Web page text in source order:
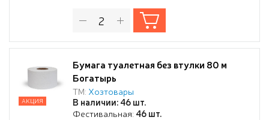
Бумага туалетная без втулки 80 м
Богатырь
ТМ: Хозтовары
В наличии: 46 шт.
Фестивальная: 46 шт.
АКЦИЯ